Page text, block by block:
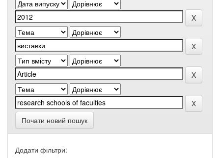
Почати новий пошук
Додати фільтри: